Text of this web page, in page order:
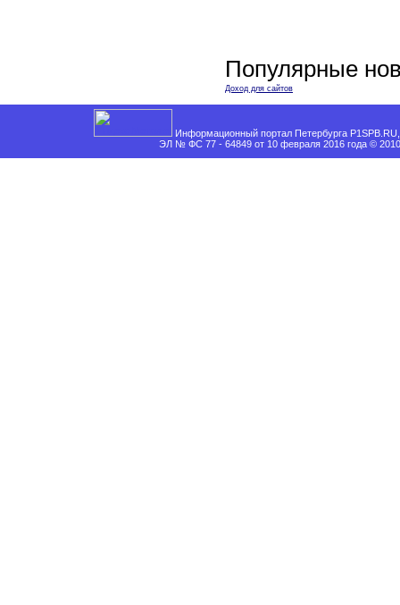
Популярные
Доход для сайтов
Информационный портал Петербурга
ЭЛ № ФС 77 - 64849 от 10 февраля 2016 года ©